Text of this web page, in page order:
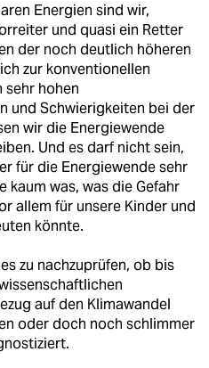
Energien sind wir,
und quasi ein Retter
der noch deutlich höheren
zur konventionellen
sehr hohen
und Schwierigkeiten bei der
wir die Energiewende
Und es darf nicht sein,
für die Energiewende sehr
kaum was, was die Gefahr
allem für unsere Kinder und
könnte.
zu nachzuprüfen, ob bis
auf den Klimawandel
oder doch noch schlimmer